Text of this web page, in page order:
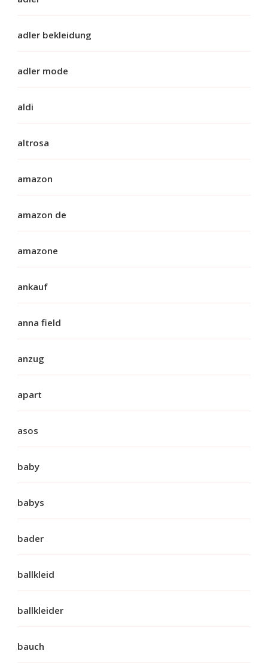
adler bekleidung
adler mode
aldi
altrosa
amazon
amazon de
amazone
ankauf
anna field
anzug
apart
asos
baby
babys
bader
ballkleid
ballkleider
bauch